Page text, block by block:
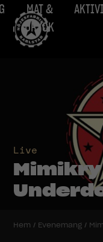
MAT &
DRYCK
Live
Mimikry
Hem / Evenemang /